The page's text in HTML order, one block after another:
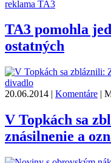
reklama TA3
TA3 pomohla
ostatných
20.06.2014 | Komentáre |
V Topkách sa
znásilnenie a